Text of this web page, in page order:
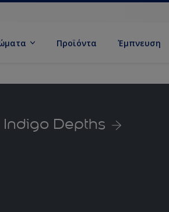
Προϊόντα Έμπνευση
Depths